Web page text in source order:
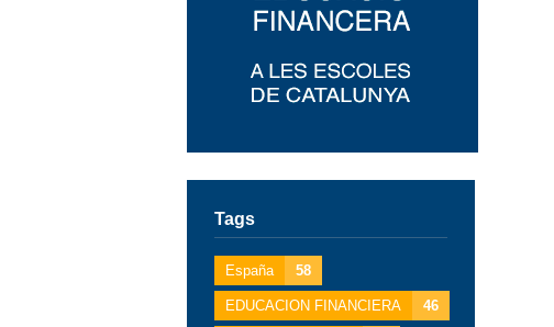
Tags
España 58
EDUCACION FINANCIERA 46